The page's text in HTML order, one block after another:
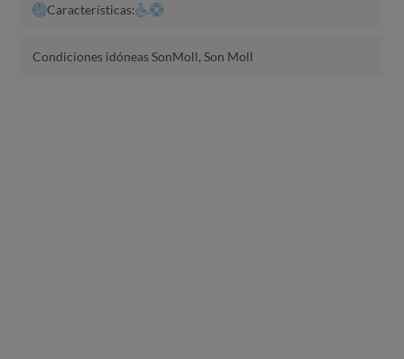
Características:
Condiciones idóneas SonMoll, Son Moll